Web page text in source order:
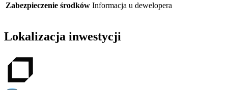
Zabezpieczenie środków Informacja u dewelopera
Lokalizacja inwestycji